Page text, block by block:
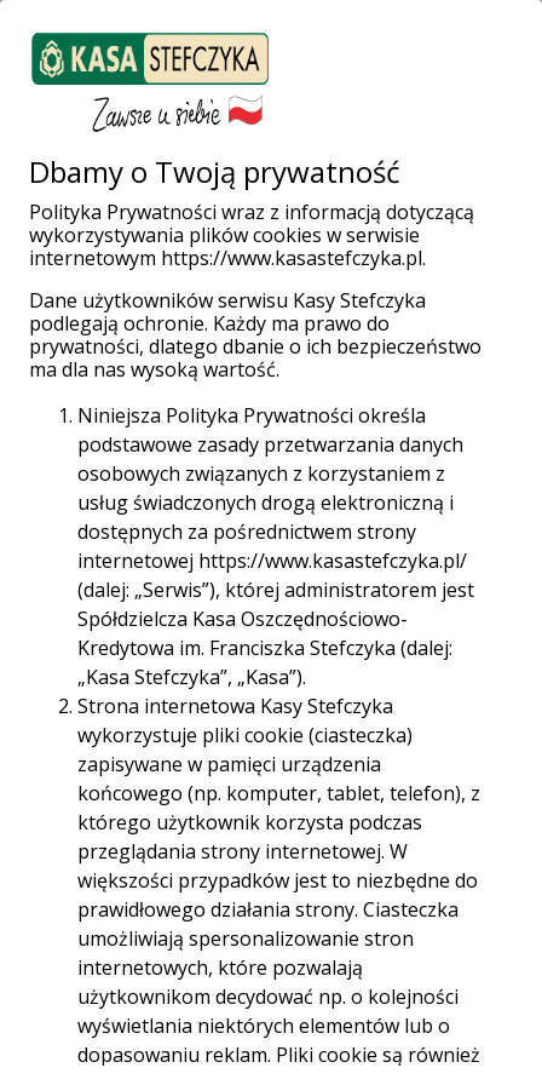
Weź pożyczkę
Załóż konto
Strona główna Placówki i Bankomaty
Suwałki
Waryńskiego 15
Placówka Stefczyk Finanse
Suwałki, Waryńskiego 15
16-400 Suwałki, Waryńskiego 15
Godziny otwarcia: pon. - pt. 09.00-17.00
Telefon: 875630204
E-mail: 065suwalki.warynskiego@kasystefczyka.pl
Trasa Start
Dbamy o Twoją prywatność
Polityka Prywatności wraz z informacją dotyczącą
wykorzystywania plików cookies w serwisie
internetowym https://www.kasastefczyka.pl.
Dane użytkowników serwisu Kasy Stefczyka
podlegają ochronie. Każdy ma prawo do
prywatności, dlatego dbanie o ich bezpieczeństwo
ma dla nas wysoką wartość.
Niniejsza Polityka Prywatności określa
podstawowe zasady przetwarzania danych
osobowych związanych z korzystaniem z
usług świadczonych drogą elektroniczną i
dostępnych za pośrednictwem strony
internetowej https://www.kasastefczyka.pl/
(dalej: „Serwis”), której administratorem jest
Spółdzielcza Kasa Oszczędnościowo-
Kredytowa im. Franciszka Stefczyka (dalej:
„Kasa Stefczyka”, „Kasa”).
Strona internetowa Kasy Stefczyka
wykorzystuje pliki cookie (ciasteczka)
zapisywane w pamięci urządzenia
końcowego (np. komputer, tablet, telefon), z
którego użytkownik korzysta podczas
przeglądania strony internetowej. W
większości przypadków jest to niezbędne do
prawidłowego działania strony. Ciasteczka
umożliwiają spersonalizowanie stron
internetowych, które pozwalają
użytkownikom decydować np. o kolejności
wyświetlania niektórych elementów lub o
dopasowaniu reklam. Pliki cookie są również